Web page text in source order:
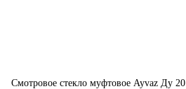
Смотровое стекло муфтовое Ayvaz Ду 20